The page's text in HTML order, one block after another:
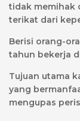
tidak memihak
terikat dari
Berisi orang-
tahun bekerja
Tujuan utama
yang
mengupas